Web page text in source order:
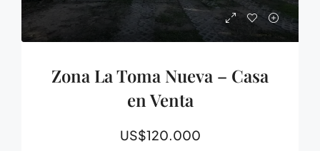
Zona La Toma Nueva – Casa
en Venta
US$120.000